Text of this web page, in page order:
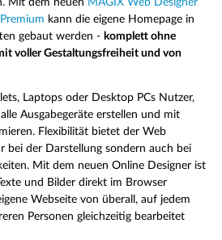
kann die eigene Homepage in
gebaut werden - komplett ohne
voller Gestaltungsfreiheit und von
Laptops oder Desktop PCs Nutzer,
Ausgabegeräte erstellen und mit
Flexibilität bietet der Web
bei der Darstellung sondern auch bei
Mit dem neuen Online Designer ist
und Bilder direkt im Browser
Webseite von überall, auf jedem
Personen gleichzeitig bearbeitet